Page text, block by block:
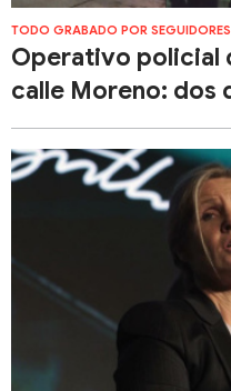
TODO GRABADO POR
Operativo policial
calle Moreno: dos